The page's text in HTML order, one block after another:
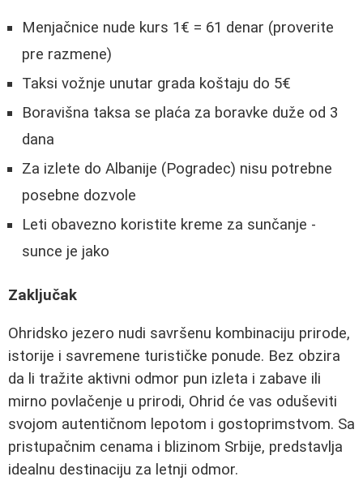
Menjačnice nude kurs 1€ = 61 denar (proverite
pre razmene)
Taksi vožnje unutar grada koštaju do 5€
Boravišna taksa se plaća za boravke duže od 3
dana
Za izlete do Albanije (Pogradec) nisu potrebne
posebne dozvole
Leti obavezno koristite kreme za sunčanje -
sunce je jako
Zaključak
Ohridsko jezero nudi savršenu kombinaciju prirode,
istorije i savremene turističke ponude. Bez obzira
da li tražite aktivni odmor pun izleta i zabave ili
mirno povlačenje u prirodi, Ohrid će vas oduševiti
svojom autentičnom lepotom i gostoprimstvom. Sa
pristupačnim cenama i blizinom Srbije, predstavlja
idealnu destinaciju za letnji odmor.